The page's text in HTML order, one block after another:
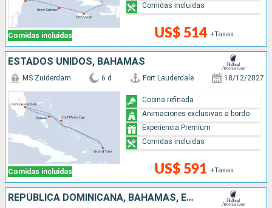
Comidas incluidas US$ 514 +Tasas
Comidas incluidas
ESTADOS UNIDOS, BAHAMAS
Comidas incluidas
MS Zuiderdam 6 d Fort Lauderdale 18/12/2027
US$ 591 +Tasas
Cocina refinada
Animaciones exclusivas a bordo
Experiencia Premium
Comidas incluidas
REPÚBLICA DOMINICANA, BAHAMAS, ESTADOS UNIDOS